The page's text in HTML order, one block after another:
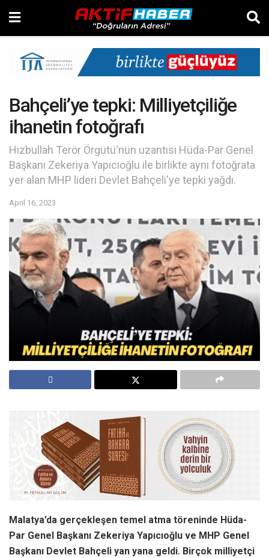
Bahçeli’ye tepki: Milliyetçiliğe
ihanetin fotoğrafı
Hizbullah Terör Örgütü‘nün uzantısı Hüda-Par Genel
Başkanı Zekeriya Yapıcıoğlu ile birlikte aynı fotoğrata
yer alan MHP lideri Devlet Bahçeli'ye tepki yağdı.
April 16, 2023
Malatya’da gerçekleşen temel atma töreninde Hüda-
Par Genel Başkanı Zekeriya Yapıcıoğlu ve MHP Genel
Başkanı Devlet Bahçeli yan yana geldi. Birçok milliyetçi